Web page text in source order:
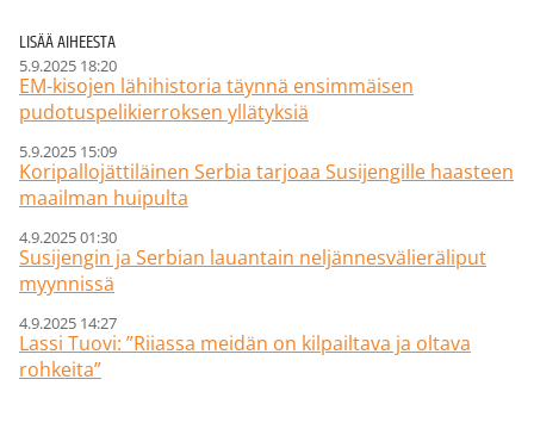
LISÄÄ AIHEESTA
5.9.2025 18:20
EM-kisojen lähihistoria täynnä ensimmäisen
pudotuspelikierroksen yllätyksiä
5.9.2025 15:09
Koripallojättiläinen Serbia tarjoaa Susijengille haasteen
maailman huipulta
4.9.2025 01:30
Susijengin ja Serbian lauantain neljännesvälieräliput
myynnissä
4.9.2025 14:27
Lassi Tuovi: ”Riiassa meidän on kilpailtava ja oltava
rohkeita”